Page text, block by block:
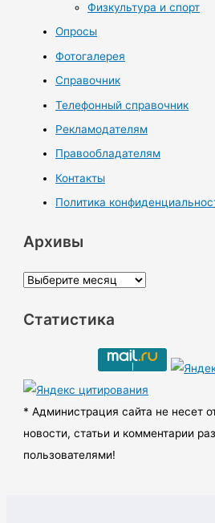
Физкультура и спорт
Опросы
Фотогалерея
Справочник
Телефонный справочник
Рекламодателям
Правообладателям
Контакты
Политика
Архивы
А
х
ы
Статистика
* Администрация сайта не несет
новости, статьи и комментарии
пользователями!